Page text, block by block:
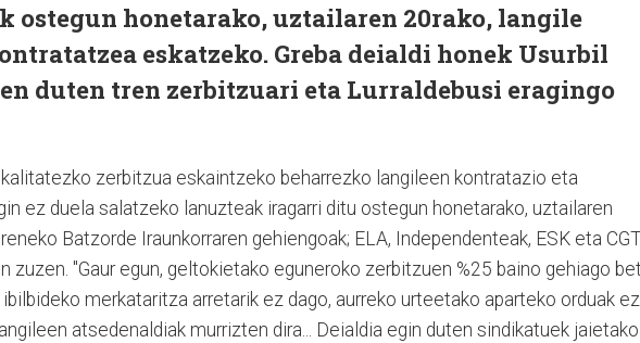
ostegun honetarako, uztailaren 20rako, langile
eskatzeko. Greba deialdi honek Usurbil
duten tren zerbitzuari eta Lurraldebusi eragingo
zerbitzua eskaintzeko beharrezko langileen kontratazio eta
ez duela salatzeko lanuzteak iragarri ditu ostegun honetarako, uztailaren
Batzorde Iraunkorraren gehiengoak; ELA, Independenteak, ESK eta
zuzen. "Gaur egun, geltokietako eguneroko zerbitzuen %25 baino gehiago
merkataritza arretarik ez dago, aurreko urteetako aparteko orduak ez
atsedenaldiak murrizten dira... Deialdia egin duten sindikatuek jaietako